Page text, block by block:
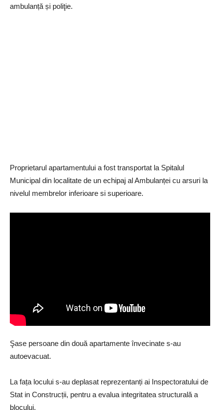
ambulanță și poliţie.
Proprietarul apartamentului a fost transportat la Spitalul
Municipal din localitate de un echipaj al Ambulanței cu arsuri la
nivelul membrelor inferioare si superioare.
Şase persoane din două apartamente învecinate s-au
autoevacuat.
La fața locului s-au deplasat reprezentanți ai Inspectoratului de
Stat in Construcții, pentru a evalua integritatea structurală a
blocului.